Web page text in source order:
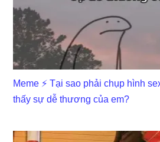
Meme ⚡ Tại sao phải chụp hình
thấy sự dễ thương của em?